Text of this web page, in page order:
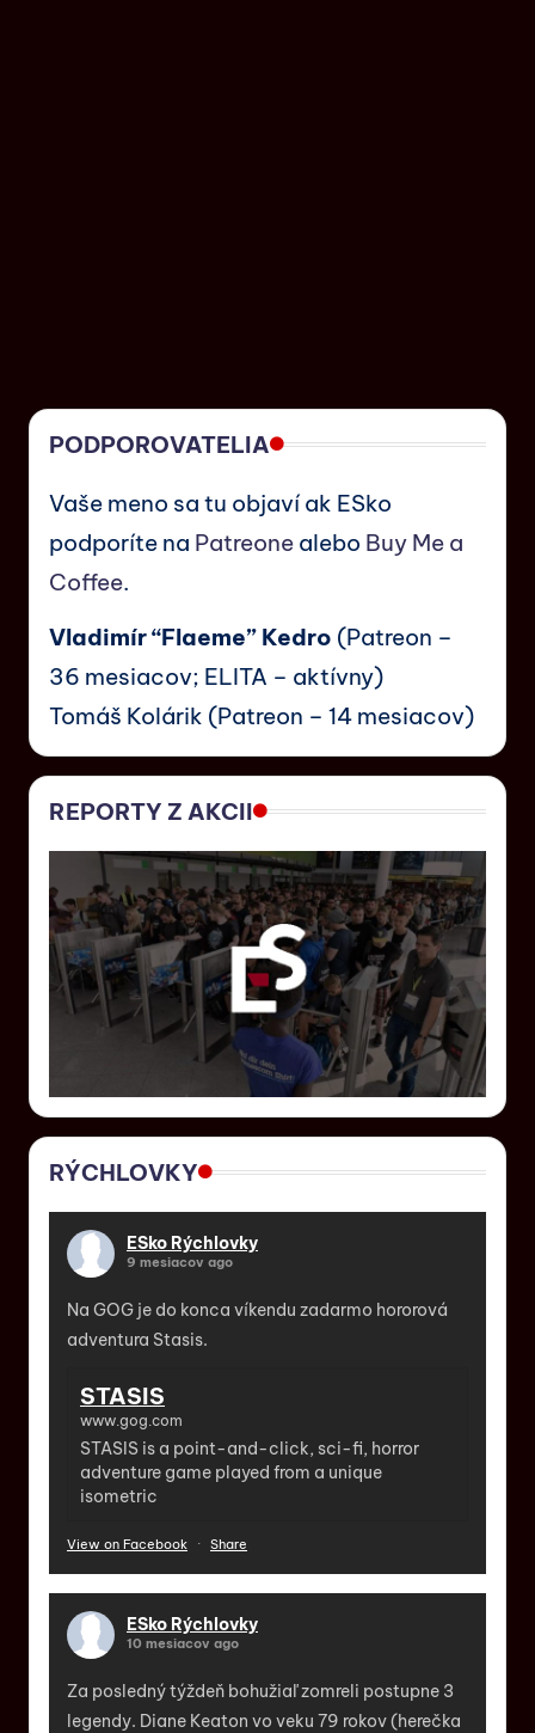
PODPOROVATELIA
Vaše meno sa tu objaví ak ESko
podporíte na Patreone alebo Buy Me a
Coffee.
Vladimír “Flaeme” Kedro (Patreon –
36 mesiacov; ELITA – aktívny)
Tomáš Kolárik (Patreon – 14 mesiacov)
REPORTY Z AKCII
RÝCHLOVKY
ESko Rýchlovky
9 mesiacov ago
Na GOG je do konca víkendu zadarmo hororová
adventura Stasis.
STASIS
www.gog.com
STASIS is a point-and-click, sci-fi, horror
adventure game played from a unique
isometric
View on Facebook · Share
ESko Rýchlovky
10 mesiacov ago
Za posledný týždeň bohužiaľ zomreli postupne 3
legendy. Diane Keaton vo veku 79 rokov (herečka